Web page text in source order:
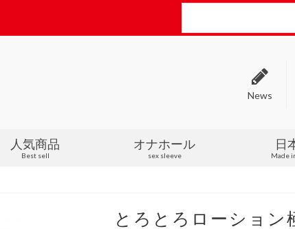
News
人気商品
Best sell
オナホール
sex sleeve
日
Made
とろとろローション